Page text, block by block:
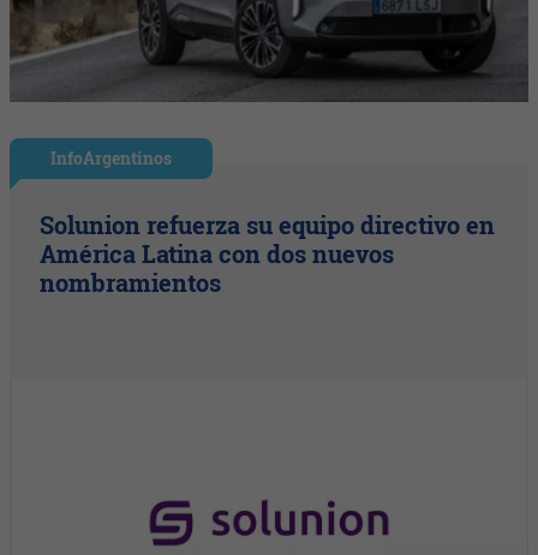
InfoArgentinos
Solunion refuerza su equipo directivo en
América Latina con dos nuevos
nombramientos